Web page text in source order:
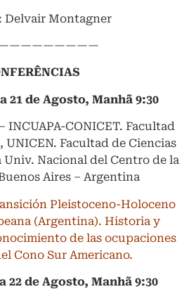
Delvair Montagner
de Agosto, Manhã 9:30
INCUAPA-CONICET. Facultad
UNICEN. Facultad de Ciencias
Univ. Nacional del Centro de la
Aires – Argentina
Pleistoceno-Holoceno
(Argentina). Historia y
de las ocupaciones
Cono Sur Americano.
de Agosto, Manhã 9:30